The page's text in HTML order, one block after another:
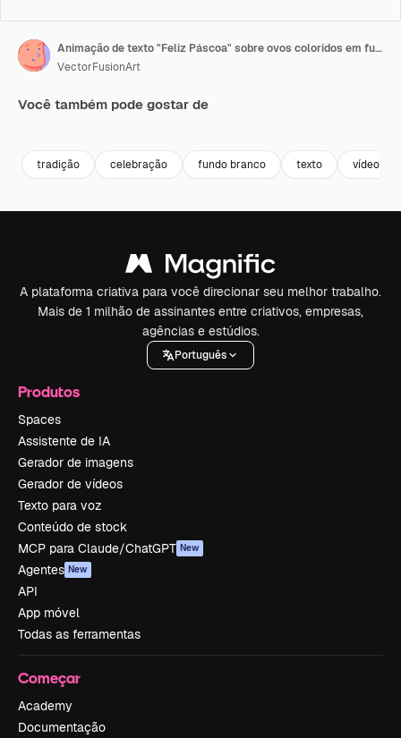
Animação de texto "Feliz Páscoa" sobre ovos coloridos em fundo branco
VectorFusionArt
Você também pode gostar de
tradição celebração fundo branco texto vídeo
A plataforma criativa para você direcionar seu melhor trabalho.
Mais de 1 milhão de assinantes entre criativos, empresas,
agências e estúdios.
Português
Produtos
Spaces
Assistente de IA
Gerador de imagens
Gerador de vídeos
Texto para voz
Conteúdo de stock
MCP para Claude/ChatGPT New
Agentes New
API
App móvel
Todas as ferramentas
Começar
Academy
Documentação